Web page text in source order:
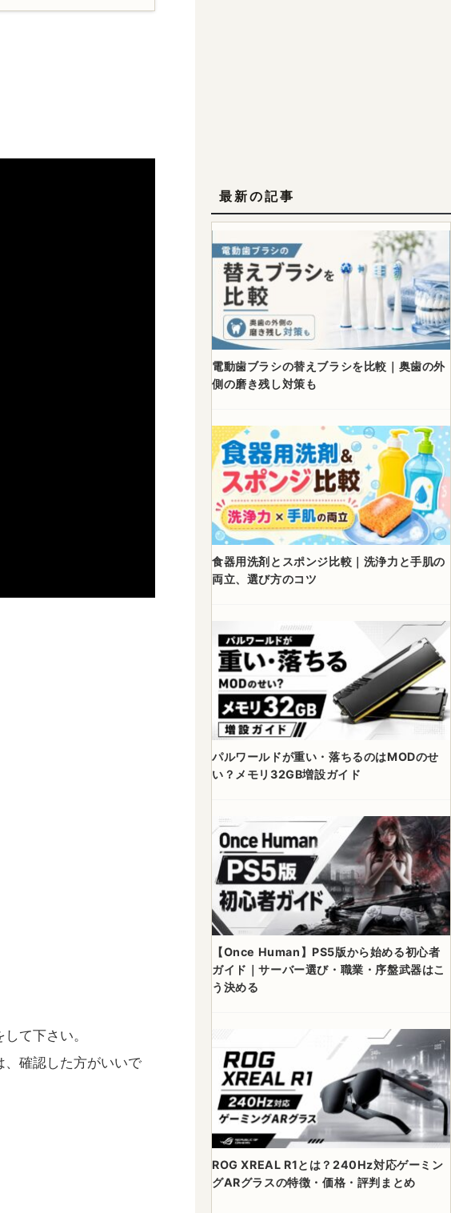
て下さい。
確認した方がいいで
最新の記事
電動歯ブラシの替えブラシを比較｜奥歯の外
側の磨き残し対策も
食器用洗剤とスポンジ比較｜洗浄力と手肌の
両立、選び方のコツ
パルワールドが重い・落ちるのはMODのせ
い？メモリ32GB増設ガイド
【Once Human】PS5版から始める初心者
ガイド｜サーバー選び・職業・序盤武器はこ
う決める
ROG XREAL R1とは？240Hz対応ゲーミン
グARグラスの特徴・価格・評判まとめ